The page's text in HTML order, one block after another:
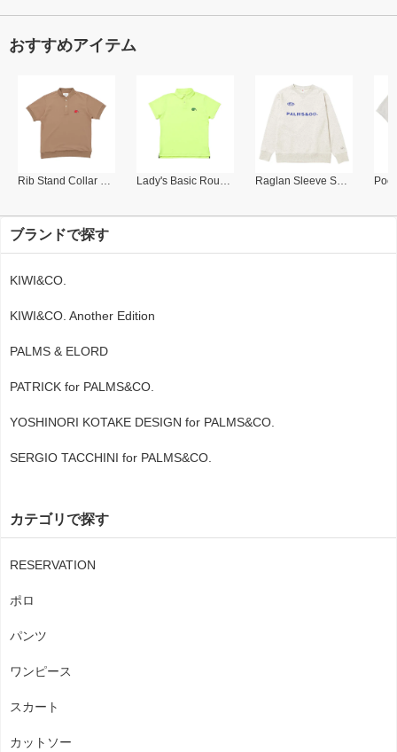
おすすめアイテム
Rib Stand Collar Polo Lady's Basic Round Collar Polo Raglan Sleeve Sweat Shirt
ブランドで探す
KIWI&CO.
KIWI&CO. Another Edition
PALMS & ELORD
PATRICK for PALMS&CO.
YOSHINORI KOTAKE DESIGN for PALMS&CO.
SERGIO TACCHINI for PALMS&CO.
カテゴリで探す
RESERVATION
ポロ
パンツ
ワンピース
スカート
カットソー